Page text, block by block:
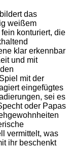
das
weißem
konturiert, die
klar erkennbar
und mit
mit der
eingefügtes
sei es
oder Papas
vermittelt, was
ihr beschenkt